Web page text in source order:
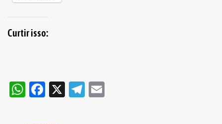
Curtir isso:
WhatsApp
Facebook
X Telegram